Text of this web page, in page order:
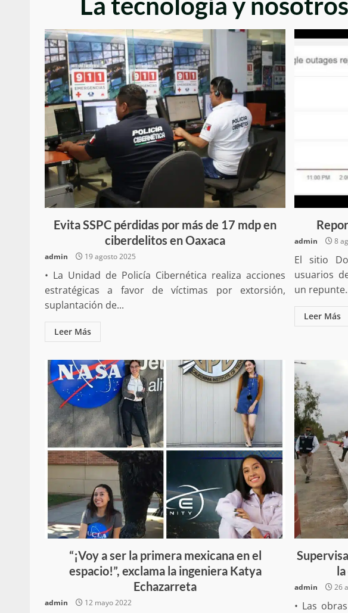
Evita SSPC pérdidas por más de 17 mdp en
ciberdelitos en Oaxaca
admin 19 agosto 2025
• La Unidad de Policía Cibernética realiza acciones
estratégicas a favor de víctimas por extorsión,
suplantación de...
Leer Más
admin 8
El sitio
usuarios
un
Leer Más
“¡Voy a ser la primera mexicana en el
espacio!”, exclama la ingeniera Katya
Echazarreta
admin 12 mayo 2022
admin 26
• Las
Poder Legislativo otorga medalla “Juana
Catalina Egaña” a cinco mujeres oaxaqueñas
destacadas
10 marzo 2026